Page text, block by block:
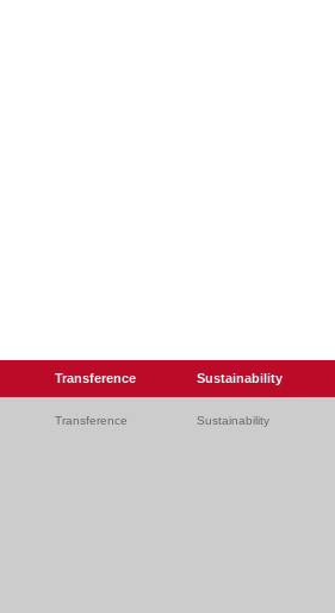
Transference Sustainability
Transference Sustainability